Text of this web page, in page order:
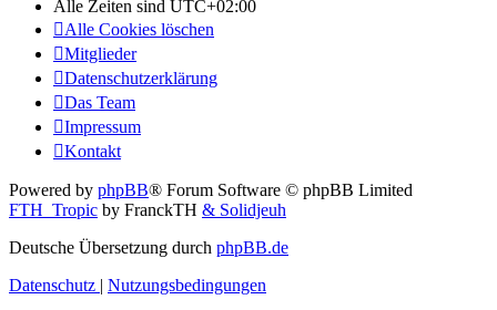
Alle Zeiten sind UTC+02:00
Alle Cookies löschen
Mitglieder
Datenschutzerklärung
Das Team
Impressum
Kontakt
Powered by phpBB® Forum Software © phpBB Limited
FTH_Tropic by FranckTH & Solidjeuh
Deutsche Übersetzung durch phpBB.de
Datenschutz | Nutzungsbedingungen